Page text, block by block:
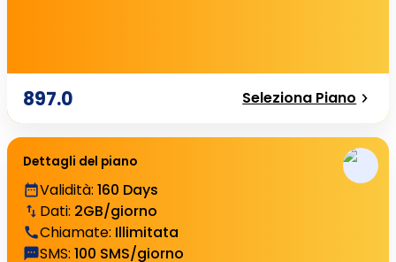
897.0 Seleziona Piano
Dettagli del piano
Validità: 160 Days
Dati: 2GB/giorno
Chiamate: Illimitata
SMS: 100 SMS/giorno